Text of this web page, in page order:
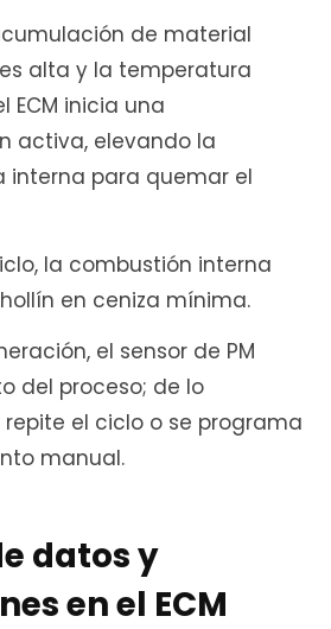
de material
alta y la temperatura
ECM inicia una
activa, elevando la
interna para quemar el
la combustión interna
en ceniza mínima.
el sensor de PM
del proceso; de lo
repite el ciclo o se programa
manual.
datos y
en el ECM